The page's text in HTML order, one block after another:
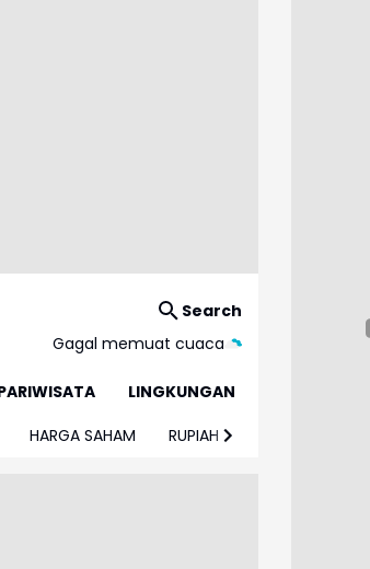
Search
Gagal memuat cuaca
LINGKUNGAN
HARGA SAHAM RUPIAH